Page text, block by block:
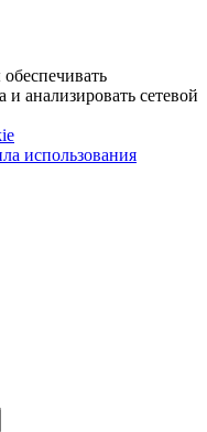
анализировать сетевой
использования